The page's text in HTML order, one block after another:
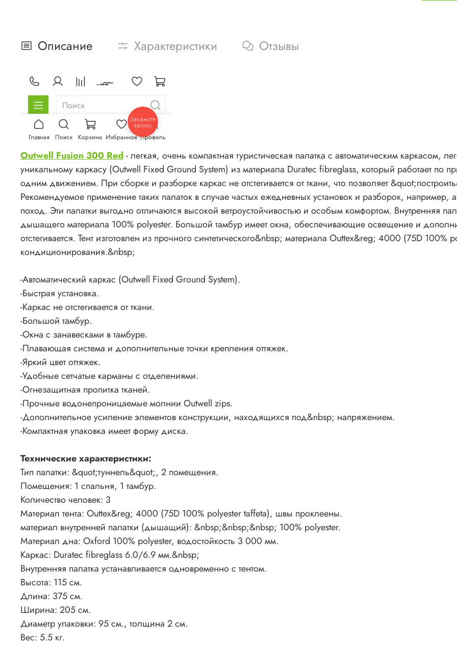
-Окна с
-
-Яркий
-
-
-
-
Описание Характеристики Отзывы
Outwell Fusion 300 Red- легкая, очень компактная туристическая палатка с автоматическим каркасом,
уникальному каркасу (Outwell Fixed Ground System) из материала Duratec fibreglass, который работает по
одним движением. При сборке и разборке каркас не отстегивается от ткани, что позволяет
Рекомендуемое применение таких палаток в случае частых ежедневных установок и разборок,
поход. Эти палатки выгодно отличаются высокой ветроустойчивостью и особым комфортом. Внутренняя
дышащего материала 100% polyester. Большой тамбур имеет окна, обеспечивающие освещение и
отстегивается. Тент изготовлен из прочного синтетического&nbsp; материала Outtex&reg; 4000 (75D 100%
кондиционирования.&nbsp;
-Автоматический каркас (Outwell Fixed Ground System).
-Быстрая установка.
-Каркас не отстегивается от ткани.
-Большой тамбур.
-Окна с занавесками в тамбуре.
-Плавающая система и дополнительные точки крепления оттяжек.
-Яркий цвет оттяжек.
-Удобные сетчатые карманы с отделениями.
-Огнезащитная пропитка тканей.
-Прочные водонепроницаемые молнии Outwell zips.
-Дополнительное усиление элементов конструкции, находящихся под&nbsp; напряжением.
-Компактная упаковка имеет форму диска.
Технические характеристики:
Тип палатки: &quot;туннель&quot;, 2 помещения.
Помещения: 1 спальня, 1 тамбур.
Количество человек: 3
Материал тента: Outtex&reg; 4000 (75D 100% polyester taffeta), швы проклеены.
материал внутренней палатки (дышащий): &nbsp;&nbsp;&nbsp; 100% polyester.
Материал дна: Oxford 100% polyester, водостойкость 3 000 мм.
Каркас: Duratec fibreglass 6.0/6.9 мм.&nbsp;
Внутренняя палатка устанавливается одновременно с тентом.
Высота: 115 см.
Длина: 375 см.
Ширина: 205 см.
Диаметр упаковки: 95 см., толщина 2 см.
Вес: 5.5 кг.